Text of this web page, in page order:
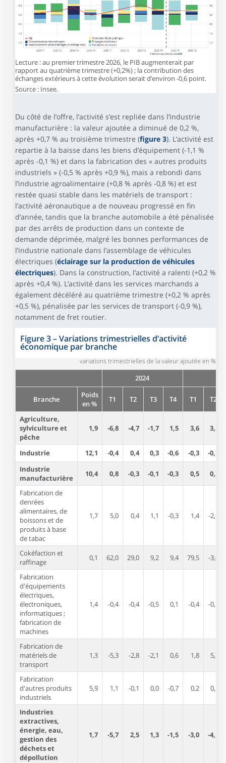
Lecture : au premier trimestre 2026, le PIB augmenterait par
rapport au quatrième trimestre (+0,2%) ; la contribution des
échanges extérieurs à cette évolution serait d’environ -0,6 point.
Source : Insee.
Du côté de l’offre, l’activité s’est repliée dans l’industrie
manufacturière : la valeur ajoutée a diminué de 0,2 %,
après +0,7 % au troisième trimestre (figure 3). L’activité est
repartie à la baisse dans les biens d’équipement (-1,1 %
après -0,1 %) et dans la fabrication des « autres produits
industriels » (-0,5 % après +0,9 %), mais a rebondi dans
l’industrie agroalimentaire (+0,8 % après -0,8 %) et est
restée quasi stable dans les matériels de transport :
l’activité aéronautique a de nouveau progressé en fin
d’année, tandis que la branche automobile a été pénalisée
par des arrêts de production dans un contexte de
demande déprimée, malgré les bonnes performances de
l’industrie nationale dans l’assemblage de véhicules
électriques (éclairage sur la production de véhicules
électriques). Dans la construction, l’activité a ralenti (+0,2 %
après +0,4 %). L’activité dans les services marchands a
également décéléré au quatrième trimestre (+0,2 % après
+0,5 %), pénalisée par les services de transport (-0,9 %),
notamment de fret routier.
Figure 3–Variations trimestrielles d’activité
économique par branche
variations trimestrielles de la valeur ajoutée en %
2024
Branche
Poids
en %
T1 T2 T3 T4 T1 T2
Agriculture,
sylviculture et
pêche
1,9 -6,8 -4,7 -1,7 1,5 3,6 3,5
Industrie 12,1 -0,4 0,4 0,3 -0,6 -0,3
-0,7
Industrie
manufacturière
10,4 0,8 -0,3 -0,1 -0,3 0,5 0,2
Fabrication de
denrées
alimentaires, de
boissons et de
produits à base
de tabac
1,7 5,0 0,4 1,1 -0,3 1,4 -2,9
Cokéfaction et
raffinage
0,1 62,0 29,0 9,2 9,4 79,5 -3,0
Fabrication
d'équipements
électriques,
électroniques,
informatiques ;
fabrication de
machines
1,4 -0,4 -0,4 -0,5 0,1 -0,4 -0,1
Fabrication de
matériels de
transport
1,3 -5,3 -2,8 -2,1 0,6 1,8 5,7
Fabrication
d'autres produits
industriels
5,9 1,1 -0,1 0,0 -0,7 0,2 0,1
Industries
extractives,
énergie, eau,
gestion des
déchets et
dépollution
1,7 -5,7 2,5 1,3 -1,5 -3,0 -4,1